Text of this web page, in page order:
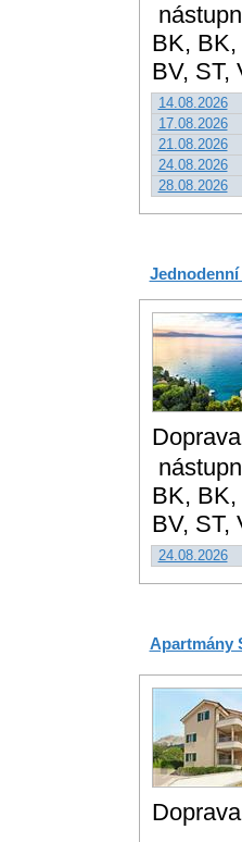
BK, BK,
BV, ST,
14.08.2026
17.08.2026
21.08.2026
24.08.2026
28.08.2026
BK, BK,
BV, ST,
24.08.2026
Apartmány